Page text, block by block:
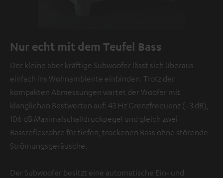
Nur echt mit dem Teufel Bass
Der kleine aber kräftige Subwoofer lässt sich überaus
einfach ins Wohnambiente einbinden. Trotz der
kompakten Abmessungen wartet der Woofer mit
klanglichen Bestwerten auf: 43 Hz Grenzfrequenz (- 3 dB),
106 dB Maximalschalldruckpegel und gleich zwei
Bassreflexrohre für tiefen, trockenen Bass ohne störende
Strömungsgeräusche.
Der Subwoofer besitzt eine automatische Ein- und